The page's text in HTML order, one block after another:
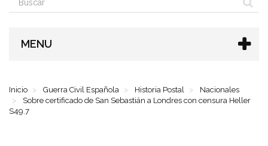
MENU
Inicio Guerra Civil Española Historia Postal
Nacionales
Sobre certificado de San Sebastián a Londres con censura Heller
S49.7